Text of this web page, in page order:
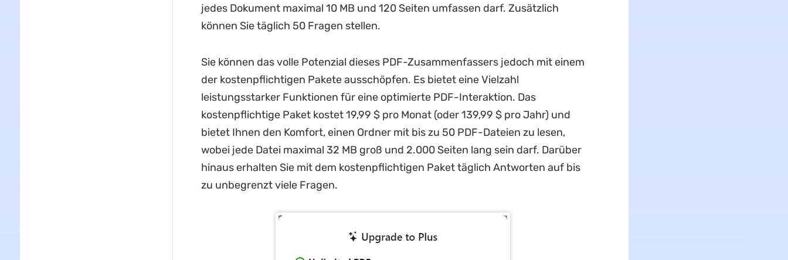
jedes Dokument maximal 10 MB und 120 Seiten umfassen darf. Zusätzlich
können Sie täglich 50 Fragen stellen.
Sie können das volle Potenzial dieses PDF-Zusammenfassers jedoch mit einem
der kostenpflichtigen Pakete ausschöpfen. Es bietet eine Vielzahl
leistungsstarker Funktionen für eine optimierte PDF-Interaktion. Das
kostenpflichtige Paket kostet 19,99 $ pro Monat (oder 139,99 $ pro Jahr) und
bietet Ihnen den Komfort, einen Ordner mit bis zu 50 PDF-Dateien zu lesen,
wobei jede Datei maximal 32 MB groß und 2.000 Seiten lang sein darf. Darüber
hinaus erhalten Sie mit dem kostenpflichtigen Paket täglich Antworten auf bis
zu unbegrenzt viele Fragen.